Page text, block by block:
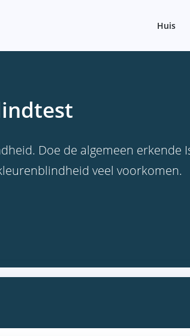
Huis
Doe de algemeen erkende
veel voorkomen.